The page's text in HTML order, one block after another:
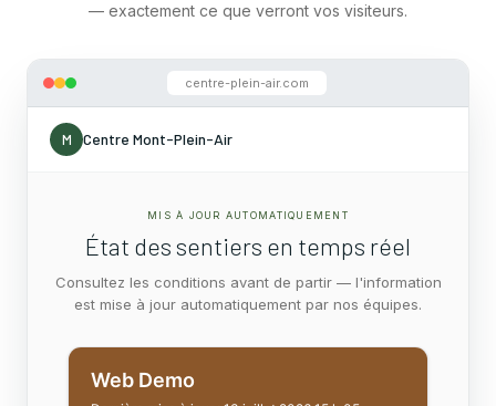
— exactement ce que verront vos visiteurs.
centre-plein-air.com
M Centre Mont-Plein-Air
MIS À JOUR AUTOMATIQUEMENT
État des sentiers en temps réel
Consultez les conditions avant de partir — l'information
est mise à jour automatiquement par nos équipes.